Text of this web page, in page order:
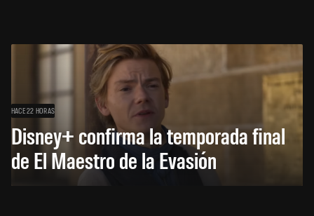
HACE 22 HORAS
Disney+ confirma la temporada final
de El Maestro de la Evasión